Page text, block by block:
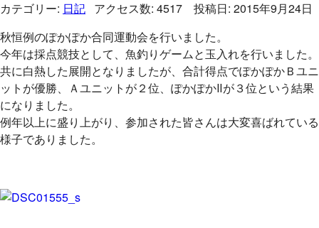
カテゴリー: 日記 アクセス数: 4517 投稿日: 2015年9月24日
秋恒例のぽかぽか合同運動会を行いました。
今年は採点競技として、魚釣りゲームと玉入れを行いました。
共に白熱した展開となりましたが、合計得点でぽかぽかＢユニ
ットが優勝、Ａユニットが２位、ぽかぽかⅡが３位という結果
になりました。
例年以上に盛り上がり、参加された皆さんは大変喜ばれている
様子でありました。